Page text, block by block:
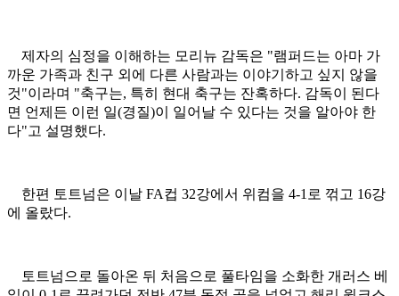
제자의 심정을 이해하는 모리뉴 감독은 "램퍼드는 아마 가
까운 가족과 친구 외에 다른 사람과는 이야기하고 싶지 않을
것"이라며 "축구는, 특히 현대 축구는 잔혹하다. 감독이 된다
면 언제든 이런 일(경질)이 일어날 수 있다는 것을 알아야 한
다"고 설명했다.
한편 토트넘은 이날 FA컵 32강에서 위컴을 4-1로 꺾고 16강
에 올랐다.
토트넘으로 돌아온 뒤 처음으로 풀타임을 소화한 개러스 베